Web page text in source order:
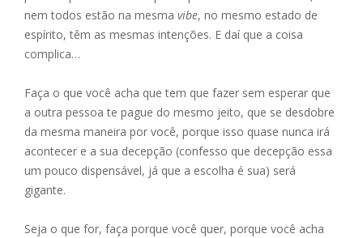
nem todos estão na mesma vibe, no mesmo estado de
espírito, têm as mesmas intenções. E daí que a coisa
complica…
Faça o que você acha que tem que fazer sem esperar que
a outra pessoa te pague do mesmo jeito, que se desdobre
da mesma maneira por você, porque isso quase nunca irá
acontecer e a sua decepção (confesso que decepção essa
um pouco dispensável, já que a escolha é sua) será
gigante.
Seja o que for, faça porque você quer, porque você acha